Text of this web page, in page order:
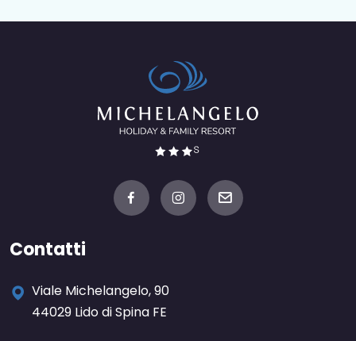
Contatti
Viale Michelangelo, 90
44029 Lido di Spina FE